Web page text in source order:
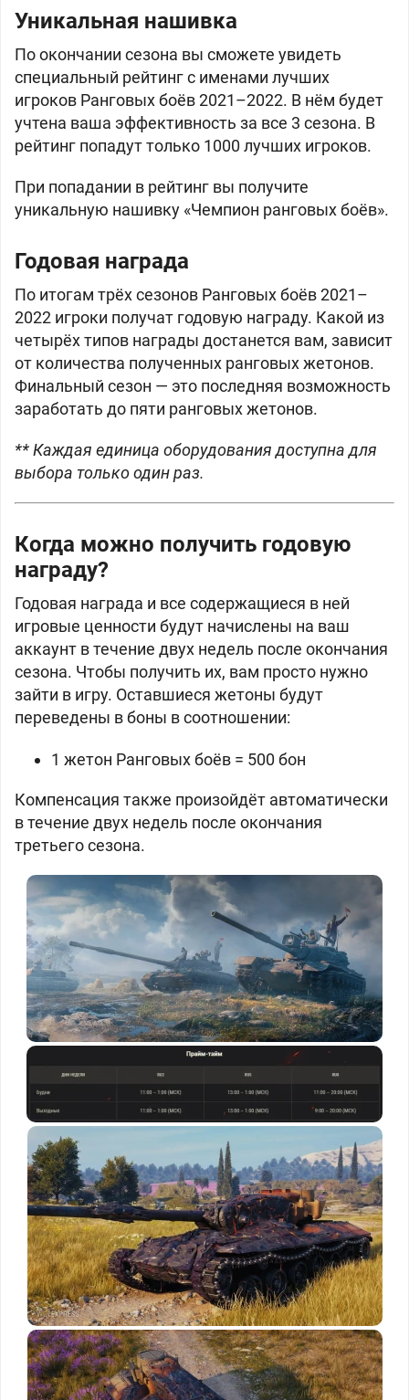
Уникальная нашивка
По окончании сезона вы сможете увидеть
специальный рейтинг с именами лучших
игроков Ранговых боёв 2021–2022. В нём будет
учтена ваша эффективность за все 3 сезона. В
рейтинг попадут только 1000 лучших игроков.
При попадании в рейтинг вы получите
уникальную нашивку «Чемпион ранговых боёв».
Годовая награда
По итогам трёх сезонов Ранговых боёв 2021–
2022 игроки получат годовую награду. Какой из
четырёх типов награды достанется вам, зависит
от количества полученных ранговых жетонов.
Финальный сезон — это последняя возможность
заработать до пяти ранговых жетонов.
** Каждая единица оборудования доступна для
выбора только один раз.
Когда можно получить годовую
награду?
Годовая награда и все содержащиеся в ней
игровые ценности будут начислены на ваш
аккаунт в течение двух недель после окончания
сезона. Чтобы получить их, вам просто нужно
зайти в игру. Оставшиеся жетоны будут
переведены в боны в соотношении:
1 жетон Ранговых боёв = 500 бон
Компенсация также произойдёт автоматически
в течение двух недель после окончания
третьего сезона.